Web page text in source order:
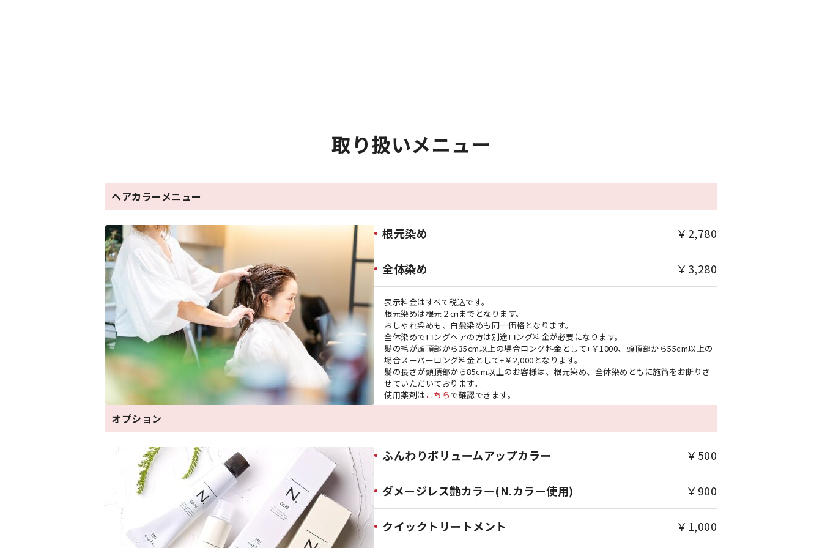
取り扱いメニュー
ヘアカラーメニュー
根元染め ￥2,780
全体染め ￥3,280
表示料金はすべて税込です。
根元染めは根元２㎝までとなります。
おしゃれ染めも、白髪染めも同一価格となります。
全体染めでロングヘアの方は別途ロング料金が必要になります。
髪の毛が頭頂部から35cm以上の場合ロング料金として+￥1000、頭頂部から55cm以上の
場合スーパーロング料金として+￥2,000となります。
髪の長さが頭頂部から85cm以上のお客様は、根元染め、全体染めともに施術をお断りさ
せていただいております。
使用薬剤は こちらで確認できます。
オプション
ふんわりボリュームアップカラー ￥500
ダメージレス艶カラー(N.カラー使用) ￥900
クイックトリートメント ￥1,000